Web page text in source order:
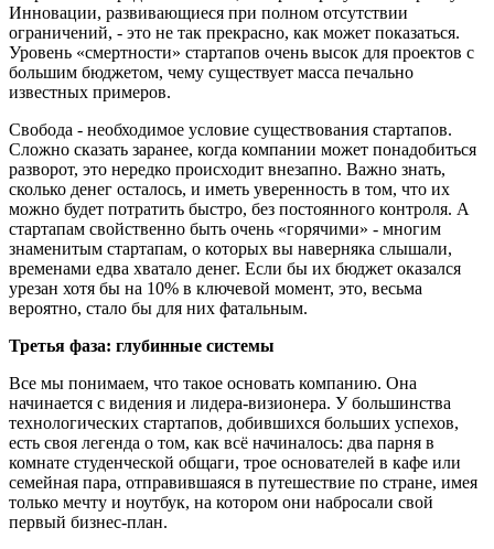
Инновации, развивающиеся при полном отсутствии
ограничений, - это не так прекрасно, как может показаться.
Уровень «смертности» стартапов очень высок для проектов с
большим бюджетом, чему существует масса печально
известных примеров.
Свобода - необходимое условие существования стартапов.
Сложно сказать заранее, когда компании может понадобиться
разворот, это нередко происходит внезапно. Важно знать,
сколько денег осталось, и иметь уверенность в том, что их
можно будет потратить быстро, без постоянного контроля. А
стартапам свойственно быть очень «горячими» - многим
знаменитым стартапам, о которых вы наверняка слышали,
временами едва хватало денег. Если бы их бюджет оказался
урезан хотя бы на 10% в ключевой момент, это, весьма
вероятно, стало бы для них фатальным.
Третья фаза: глубинные системы
Все мы понимаем, что такое основать компанию. Она
начинается с видения и лидера-визионера. У большинства
технологических стартапов, добившихся больших успехов,
есть своя легенда о том, как всё начиналось: два парня в
комнате студенческой общаги, трое основателей в кафе или
семейная пара, отправившаяся в путешествие по стране, имея
только мечту и ноутбук, на котором они набросали свой
первый бизнес-план.